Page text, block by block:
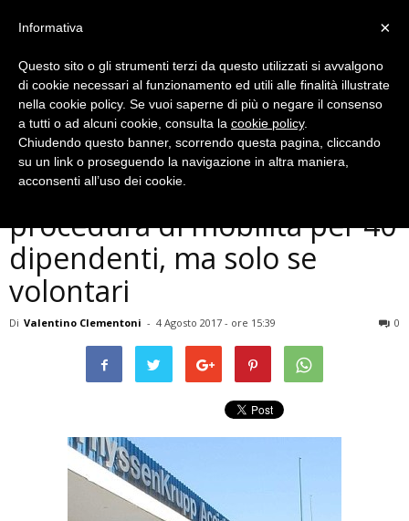
Economia
Ast, dalle voci ai fatti:
procedura di mobilità per 40
dipendenti, ma solo se
volontari
Di Valentino Clementoni - 4 Agosto 2017 - ore 15:39 0
×
Informativa
Questo sito o gli strumenti terzi da questo utilizzati si avvalgono
di cookie necessari al funzionamento ed utili alle finalità illustrate
nella cookie policy. Se vuoi saperne di più o negare il consenso
a tutti o ad alcuni cookie, consulta la cookie policy.
Chiudendo questo banner, scorrendo questa pagina, cliccando
su un link o proseguendo la navigazione in altra maniera,
acconsenti all’uso dei cookie.